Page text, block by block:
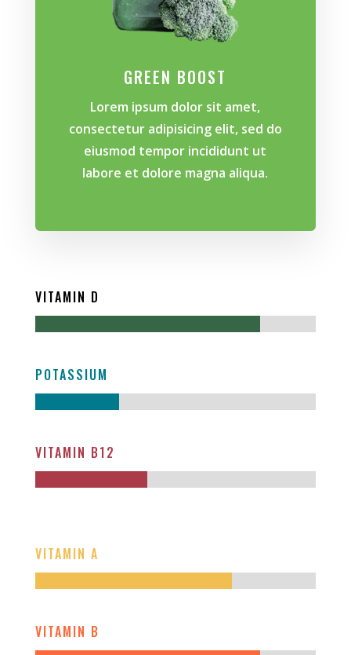
GREEN BOOST
Lorem ipsum dolor sit amet,
consectetur adipisicing elit, sed do
eiusmod tempor incididunt ut
labore et dolore magna aliqua.
VITAMIN D
POTASSIUM
VITAMIN B12
VITAMIN A
VITAMIN B